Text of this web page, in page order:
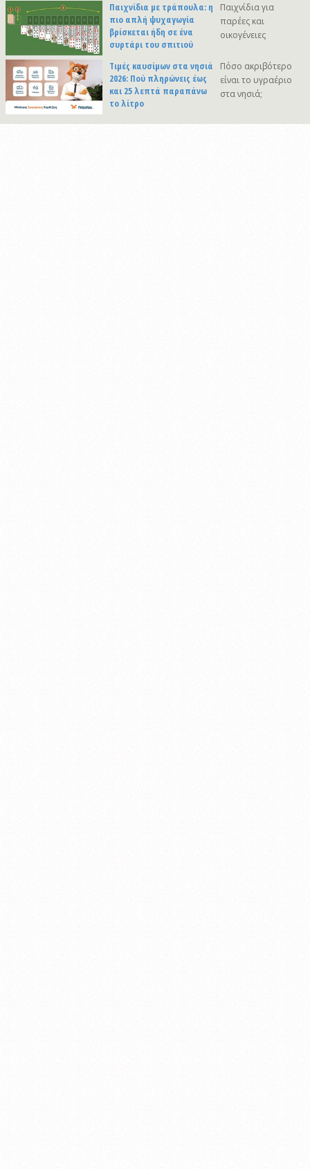
Παιχνίδια με τράπουλα: η
πιο απλή ψυχαγωγία
βρίσκεται ήδη σε ένα
συρτάρι του σπιτιού
Παιχνίδια για
παρέες και
οικογένειες
Τιμές καυσίμων στα νησιά
2026: Πού πληρώνεις έως
και 25 λεπτά παραπάνω
το λίτρο
Πόσο ακριβότερο
είναι το υγραέριο
στα νησιά;